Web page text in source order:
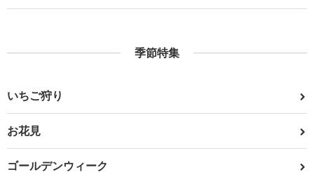
季節特集
いちご狩り
お花見
ゴールデンウィーク